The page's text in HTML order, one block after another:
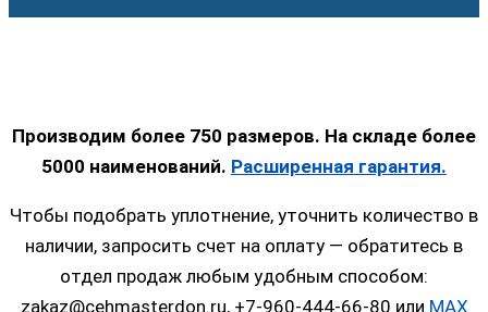
Производим более 750 размеров. На складе более
5000 наименований. Расширенная гарантия.
Чтобы подобрать уплотнение, уточнить количество в
наличии, запросить счет на оплату — обратитесь в
отдел продаж любым удобным способом:
zakaz@cehmasterdon.ru, +7-960-444-66-80 или MAX